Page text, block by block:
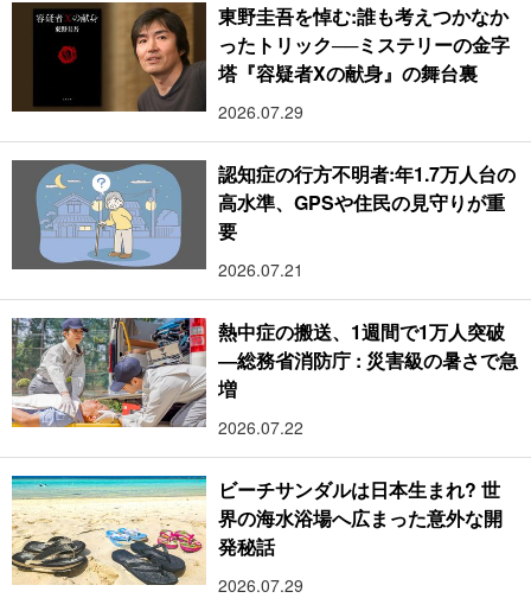
東野圭吾を悼む:誰も考えつかなか
ったトリック──ミステリーの金字
塔『容疑者Xの献身』の舞台裏
2026.07.29
認知症の行方不明者:年1.7万人台の
高水準、GPSや住民の見守りが重
要
2026.07.21
熱中症の搬送、1週間で1万人突破
―総務省消防庁 : 災害級の暑さで急
増
2026.07.22
ビーチサンダルは日本生まれ? 世
界の海水浴場へ広まった意外な開
発秘話
2026.07.29